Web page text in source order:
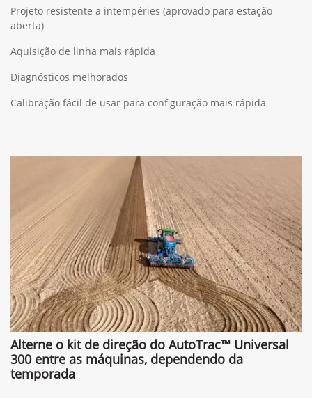
Projeto resistente a intempéries (aprovado para estação
aberta)
Aquisição de linha mais rápida
Diagnósticos melhorados
Calibração fácil de usar para configuração mais rápida
Alterne o kit de direção do AutoTrac™ Universal
300 entre as máquinas, dependendo da
temporada